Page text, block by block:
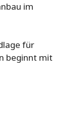
im
für
beginnt mit